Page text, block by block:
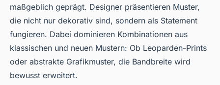
maßgeblich geprägt. Designer präsentieren Muster,
die nicht nur dekorativ sind, sondern als Statement
fungieren. Dabei dominieren Kombinationen aus
klassischen und neuen Mustern: Ob Leoparden-Prints
oder abstrakte Grafikmuster, die Bandbreite wird
bewusst erweitert.